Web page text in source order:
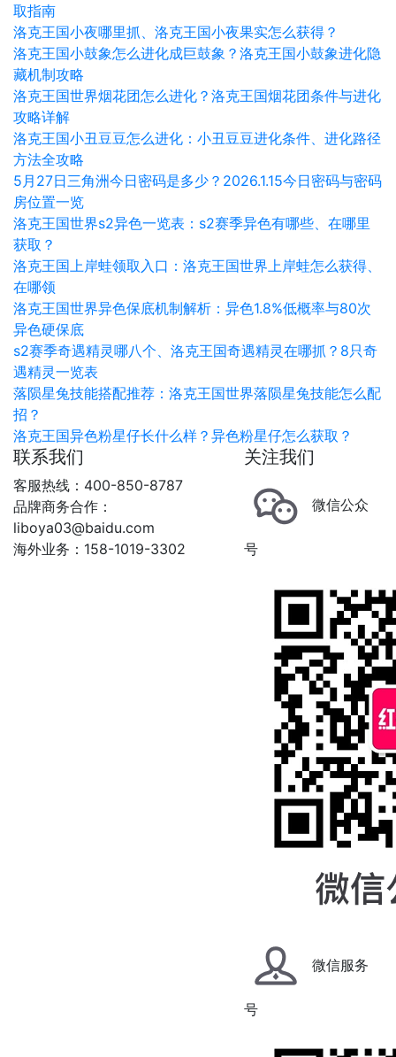
取指南
洛克王国小夜哪里抓、洛克王国小夜果实怎么获得？
洛克王国小鼓象怎么进化成巨鼓象？洛克王国小鼓象进化隐
藏机制攻略
洛克王国世界烟花团怎么进化？洛克王国烟花团条件与进化
攻略详解
洛克王国小丑豆豆怎么进化：小丑豆豆进化条件、进化路径
方法全攻略
5月27日三角洲今日密码是多少？2026.1.15今日密码与密码
房位置一览
洛克王国世界s2异色一览表：s2赛季异色有哪些、在哪里
获取？
洛克王国上岸蛙领取入口：洛克王国世界上岸蛙怎么获得、
在哪领
洛克王国世界异色保底机制解析：异色1.8%低概率与80次
异色硬保底
s2赛季奇遇精灵哪八个、洛克王国奇遇精灵在哪抓？8只奇
遇精灵一览表
落陨星兔技能搭配推荐：洛克王国世界落陨星兔技能怎么配
招？
洛克王国异色粉星仔长什么样？异色粉星仔怎么获取？
联系我们
客服热线：400-850-8787
品牌商务合作：
liboya03@baidu.com
海外业务：158-1019-3302
关注我们
微信公众
号
微信服务
号